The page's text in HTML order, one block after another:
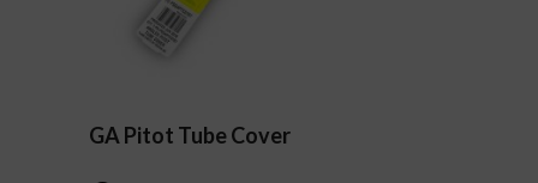
GA Pitot Tube Cover